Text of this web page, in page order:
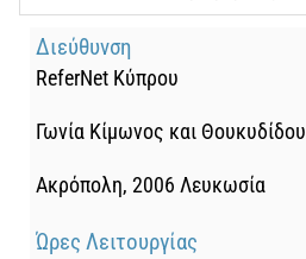
Διεύθυνση
ReferNet Κύπρου
Γωνία Κίμωνος και Θουκυδίδου
Ακρόπολη, 2006 Λευκωσία
Ώρες Λειτουργίας